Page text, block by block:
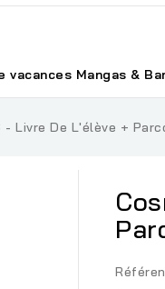
vacances Mangas &
- Livre De L'élève +